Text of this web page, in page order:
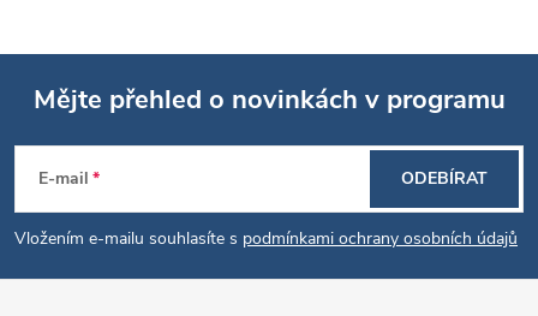
Z
á
p
Mějte přehled o novinkách v programu
E-mail
Vložením e-mailu souhlasíte s podmínkami ochrany osobních údajů
ODEBÍRAT